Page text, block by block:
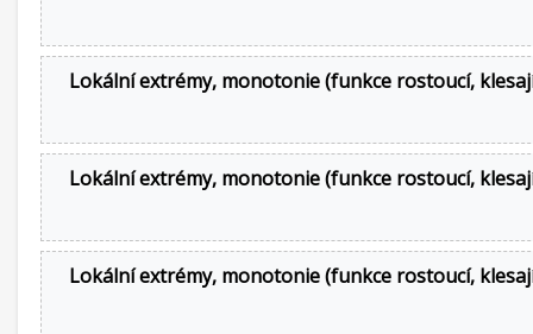
Lokální extrémy, monotonie (funkce rostoucí,
Lokální extrémy, monotonie (funkce rostoucí,
Lokální extrémy, monotonie (funkce rostoucí,